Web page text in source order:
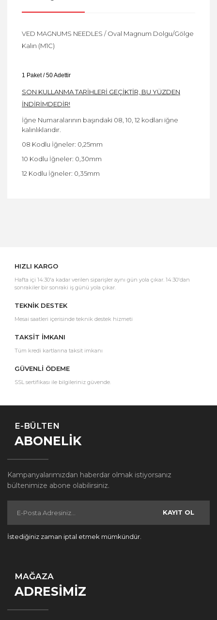
VED MAGNUMS NEEDLES / Oval Magnum Dolgu/Gölge
Kalın (M1C)
1 Paket / 50 Adettir
SON KULLANMA TARİHLERİ GEÇİKTİR, BU YÜZDEN
İNDİRİMDEDİR!
İğne Numaralarının başındaki 08, 10, 12 kodları iğne
kalınlıklarıdır.
08 Kodlu İğneler: 0,25mm
10 Kodlu İğneler: 0,30mm
12 Kodlu İğneler: 0,35mm
HIZLI KARGO
Hafta içi 14:30'a kadar verilen siparişler aynı gün yola çıkar. 14:30'dan
sonrakiler bir sonraki iş günü yola çıkar.
TEKNİK DESTEK
Mesai saatleri içerisinde teknik destek hizmeti
TAKSİT İMKANI
Tüm kredi kartlarına taksit imkanı
GÜVENLİ ÖDEME
SSL sertifikası ile bilgileriniz güvende.
E-BÜLTEN
ABONELİK
Kampanyalarımızdan haberdar olmak istiyorsanız
bültenimize abone olabilirsiniz.
KAYIT OL
İstediğiniz zaman iptal etmek mümkündür.
MAĞAZA
ADRESİMİZ